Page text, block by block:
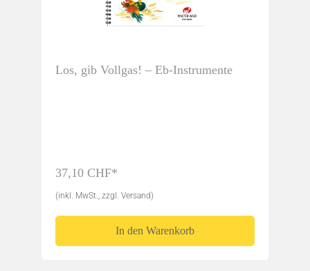
Los, gib Vollgas! – Eb-Instrumente
37,10 CHF*
(inkl. MwSt., zzgl. Versand)
In den Warenkorb